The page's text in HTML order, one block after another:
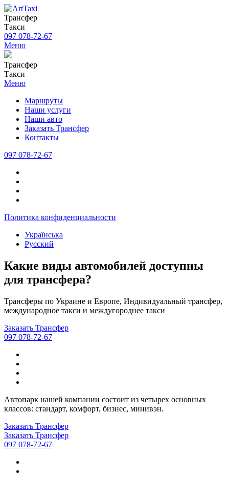
Трансфер
Такси
097 078-72-67
Меню
Трансфер
Такси
Меню
Маршруты
Наши услуги
Наши авто
Заказать Трансфер
Контакты
097 078-72-67
Политика конфиденциальности
Українська
Русский
Какие виды автомобилей доступны
для трансфера?
Трансферы по Украине и Европе, Индивидуальный трансфер,
международное такси и междугороднее такси
Заказать Трансфер
097 078-72-67
Автопарк нашей компании состоит из четырех основных
классов: стандарт, комфорт, бизнес, минивэн.
Заказать Трансфер
Заказать Трансфер
097 078-72-67